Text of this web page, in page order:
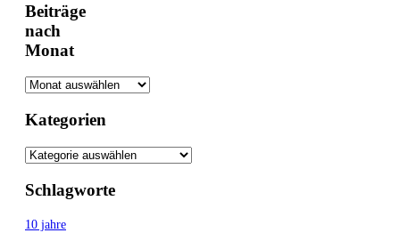
Beiträge
nach
Monat
Kategorien
Schlagworte
10 jahre